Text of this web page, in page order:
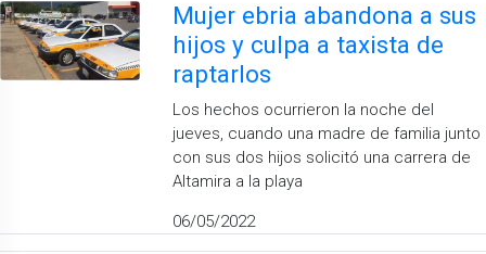
Mujer ebria abandona a sus
hijos y culpa a taxista de
raptarlos
Los hechos ocurrieron la noche del
jueves, cuando una madre de familia junto
con sus dos hijos solicitó una carrera de
Altamira a la playa
06/05/2022